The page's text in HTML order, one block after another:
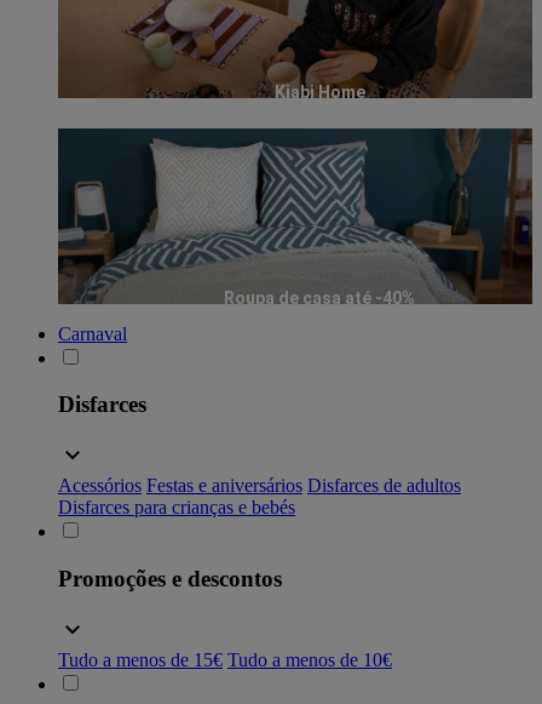
Kiabi Home
Roupa de casa até -40%
Carnaval
Disfarces
Acessórios Festas e aniversários Disfarces de adultos
Disfarces para crianças e bebés
Promoções e descontos
Tudo a menos de 15€ Tudo a menos de 10€